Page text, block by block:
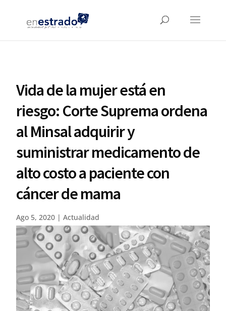
Vida de la mujer está en
riesgo: Corte Suprema ordena
al Minsal adquirir y
suministrar medicamento de
alto costo a paciente con
cáncer de mama
Ago 5, 2020 |Actualidad